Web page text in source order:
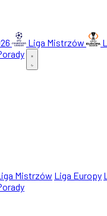
Liga Mistrzów
Mistrzów Liga Europy